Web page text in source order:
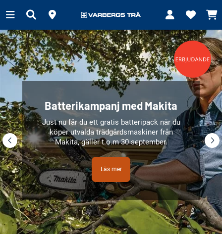
Batterikampanj med Makita
Just nu får du ett gratis batteripack när du
köper utvalda trädgårdsmaskiner från
Makita, gäller t.o.m 30 september.
Läs mer